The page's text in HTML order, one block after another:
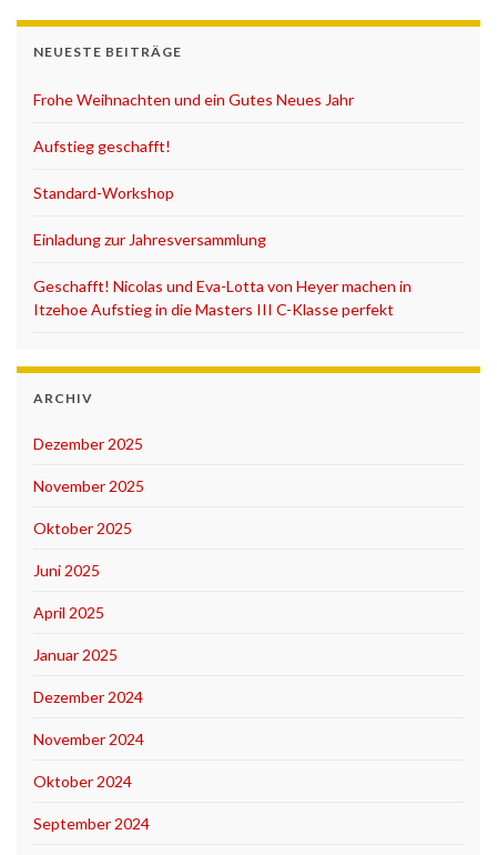
NEUESTE BEITRÄGE
Frohe Weihnachten und ein Gutes Neues Jahr
Aufstieg geschafft!
Standard-Workshop
Einladung zur Jahresversammlung
Geschafft! Nicolas und Eva-Lotta von Heyer machen in
Itzehoe Aufstieg in die Masters III C-Klasse perfekt
ARCHIV
Dezember 2025
November 2025
Oktober 2025
Juni 2025
April 2025
Januar 2025
Dezember 2024
November 2024
Oktober 2024
September 2024